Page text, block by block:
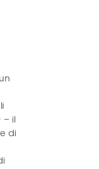
– il
di